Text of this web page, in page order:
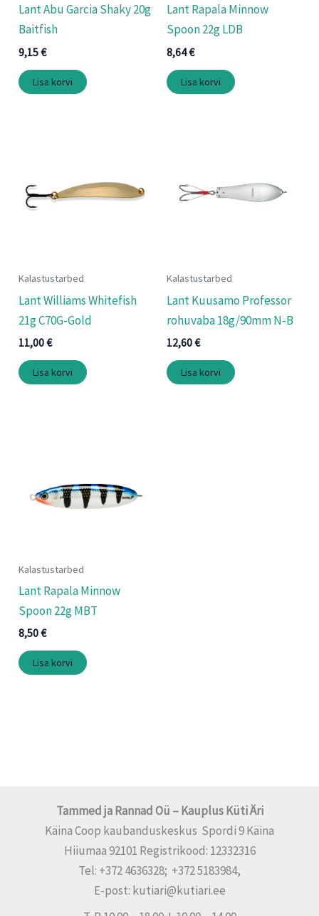
Lant Abu Garcia Shaky 20g
Baitfish
9,15€
Lisa korvi
Lant Rapala Minnow
Spoon 22g LDB
8,64€
Lisa korvi
Kalastustarbed
Lant Williams Whitefish
21g C70G-Gold
11,00€
Lisa korvi
Kalastustarbed
Lant Kuusamo Professor
rohuvaba 18g/90mm N-B
12,60€
Lisa korvi
Kalastustarbed
Lant Rapala Minnow
Spoon 22g MBT
8,50€
Lisa korvi
Tammed ja Rannad Oü – Kauplus Küti Äri
Käina Coop kaubanduskeskus Spordi 9 Käina
Hiiumaa 92101 Registrikood: 12332316
Tel: +372 4636328; +372 5183984,
E-post: kutiari@kutiari.ee